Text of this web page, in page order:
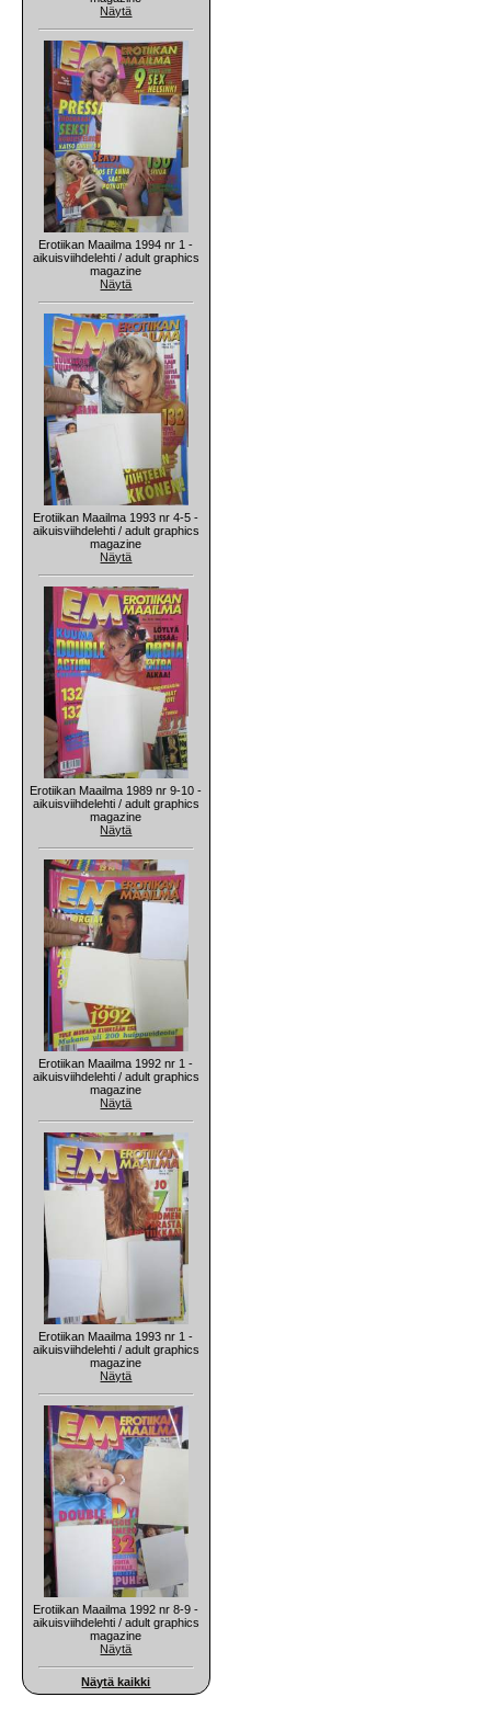
Näytä
Erotiikan Maailma 1994 nr 1 -
aikuisviihdelehti / adult graphics
magazine
Näytä
Erotiikan Maailma 1993 nr 4-5 -
aikuisviihdelehti / adult graphics
magazine
Näytä
Erotiikan Maailma 1989 nr 9-10 -
aikuisviihdelehti / adult graphics
magazine
Näytä
Erotiikan Maailma 1992 nr 1 -
aikuisviihdelehti / adult graphics
magazine
Näytä
Erotiikan Maailma 1993 nr 1 -
aikuisviihdelehti / adult graphics
magazine
Näytä
Erotiikan Maailma 1992 nr 8-9 -
aikuisviihdelehti / adult graphics
magazine
Näytä
Näytä kaikki